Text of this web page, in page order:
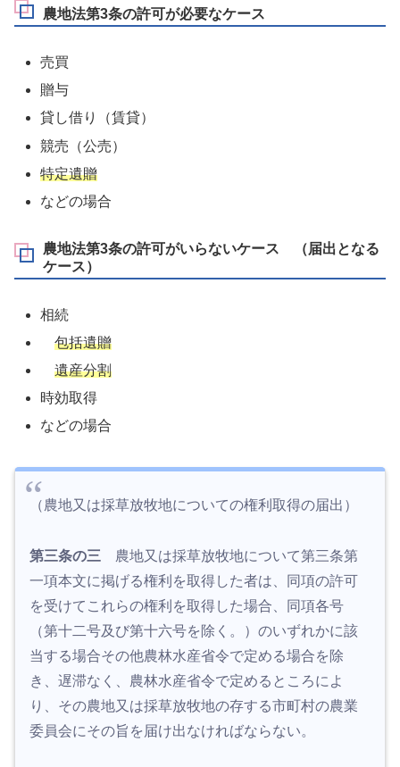
農地法第3条の許可が必要なケース
売買
贈与
貸し借り（賃貸）
競売（公売）
特定遺贈
などの場合
農地法第3条の許可がいらないケース （届出となる
ケース）
相続
包括遺贈
遺産分割
時効取得
などの場合
（農地又は採草放牧地についての権利取得の届出）
第三条の三 農地又は採草放牧地について第三条第
一項本文に掲げる権利を取得した者は、同項の許可
を受けてこれらの権利を取得した場合、同項各号
（第十二号及び第十六号を除く。）のいずれかに該
当する場合その他農林水産省令で定める場合を除
き、遅滞なく、農林水産省令で定めるところによ
り、その農地又は採草放牧地の存する市町村の農業
委員会にその旨を届け出なければならない。